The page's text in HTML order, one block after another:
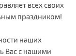
всех своих
праздником!
наших
Вас с нашими